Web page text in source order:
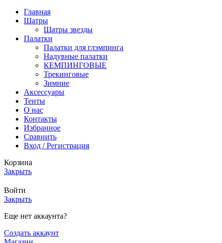
Главная
Шатры
Шатры звезды
Палатки
Палатки для глэмпинга
Надувные палатки
КЕМПИНГОВЫЕ
Трекинговые
Зимние
Аксессуары
Тенты
О нас
Контакты
Избранное
Сравнить
Вход / Регистрация
Корзина
Закрыть
Войти
Закрыть
Еще нет аккаунта?
Создать аккаунт